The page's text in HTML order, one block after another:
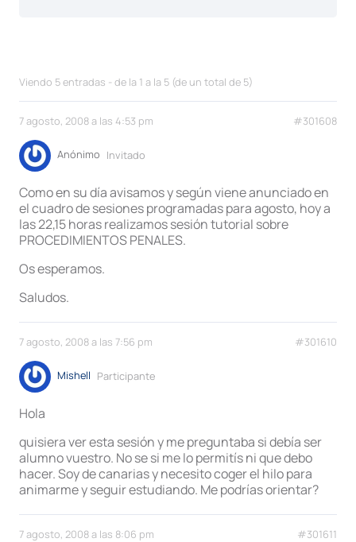
Viendo 5 entradas - de la 1 a la 5 (de un total de 5)
7 agosto, 2008 a las 4:53 pm #301608
Anónimo Invitado
Como en su día avisamos y según viene anunciado en
el cuadro de sesiones programadas para agosto, hoy a
las 22,15 horas realizamos sesión tutorial sobre
PROCEDIMIENTOS PENALES.
Os esperamos.
Saludos.
7 agosto, 2008 a las 7:56 pm #301610
Mishell Participante
Hola
quisiera ver esta sesión y me preguntaba si debía ser
alumno vuestro. No se si me lo permitís ni que debo
hacer. Soy de canarias y necesito coger el hilo para
animarme y seguir estudiando. Me podrías orientar?
7 agosto, 2008 a las 8:06 pm #301611